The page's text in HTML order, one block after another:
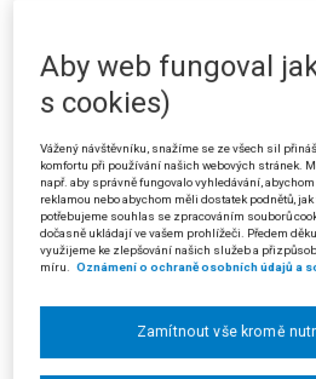
Městský soud zamítl žalobu
183/2017-35. Konstatoval, že § 141
výčtem stanoví případy, ve kterých je
mají jiná věcná práva k sousedním
aby umožnili (strpěli) provedení
pozemků nebo staveb. Soud se
žalobce, tak jak svou žádost formuloval,
jiným osobám k umožnění provedení
(náhradního) přístupu do domu, v němž
neobsahuje, jelikož své využití limituje
uložit k provedení prací. Tak tomu podle
Aby web fungoval
s cookies)
Vážený návštěvníku, snažíme se ze všech sil
komfortu při používání našich webových stránek.
např. aby správně fungovalo vyhledávání,
reklamou nebo abychom měli dostatek podnětů, jak
potřebujeme souhlas se zpracováním souborů
dočasně ukládají ve vašem prohlížeči. Předem
využijeme ke zlepšování našich služeb a
míru.
Oznámení o ochraně osobních údajů a
Zamítnout vše kromě